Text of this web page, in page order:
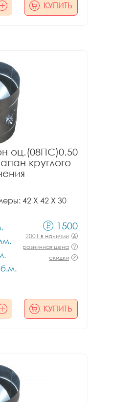
КУПИТЬ
оц.(08ПС)0.50
круглого
42 X 42 X 30
1500
200+ в наличии
розничная цена
скидки
КУПИТЬ